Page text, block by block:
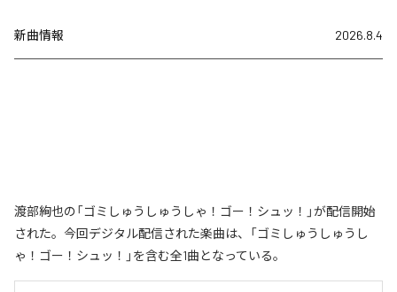
新曲情報 2026.8.4
渡部絢也の「ゴミしゅうしゅうしゃ！ゴー！シュッ！」が配信開始
された。今回デジタル配信された楽曲は、「ゴミしゅうしゅうし
ゃ！ゴー！シュッ！」を含む全1曲となっている。